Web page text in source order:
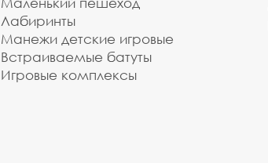
Лабиринты
Манежи детские игровые
Встраиваемые батуты
Игровые комплексы